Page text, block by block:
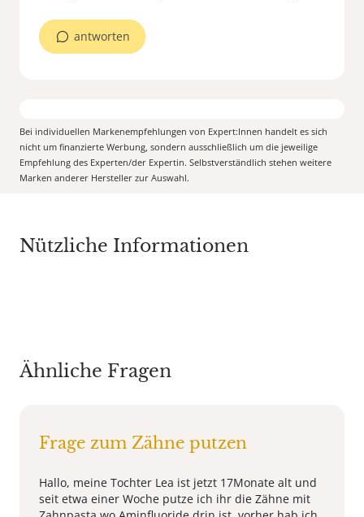
antworten
Bei individuellen Markenempfehlungen von Expert:Innen handelt es sich
nicht um finanzierte Werbung, sondern ausschließlich um die jeweilige
Empfehlung des Experten/der Expertin. Selbstverständlich stehen weitere
Marken anderer Hersteller zur Auswahl.
Nützliche Informationen
Ähnliche Fragen
Frage zum Zähne putzen
Hallo, meine Tochter Lea ist jetzt 17Monate alt und
seit etwa einer Woche putze ich ihr die Zähne mit